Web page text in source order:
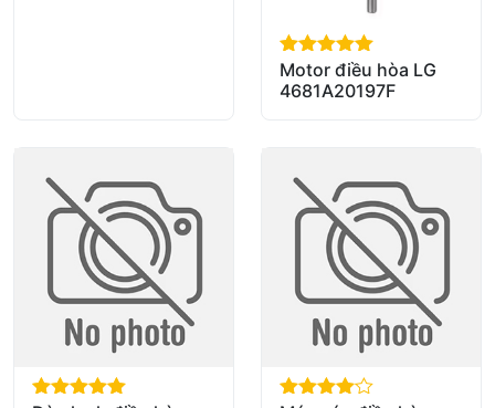
out of 5
Motor điều hòa LG
4681A20197F